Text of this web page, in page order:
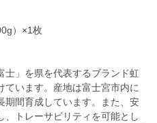
）×1枚
士」を県を代表するブランド虹
います。産地は富士宮市内に
期間育成しています。また、安
トレーサビリティを可能とし